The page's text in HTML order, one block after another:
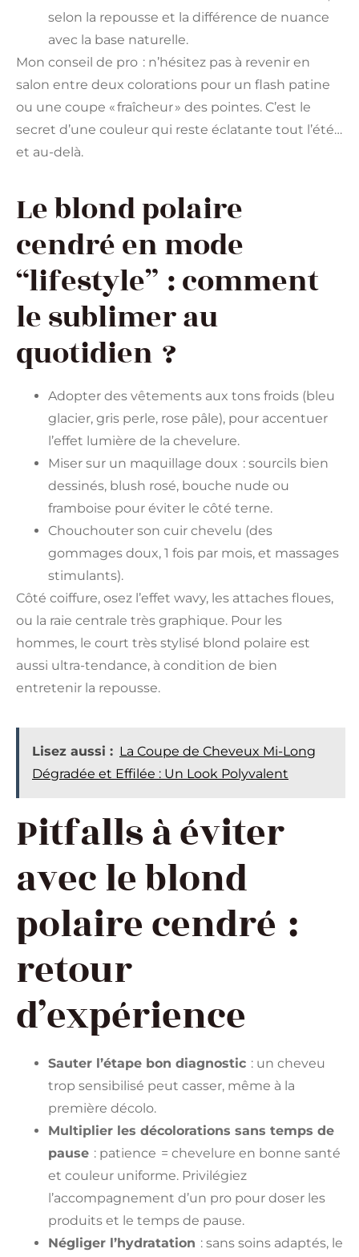
selon la repousse et la différence de nuance
avec la base naturelle.
Mon conseil de pro : n’hésitez pas à revenir en
salon entre deux colorations pour un flash patine
ou une coupe « fraîcheur » des pointes. C’est le
secret d’une couleur qui reste éclatante tout l’été…
et au-delà.
Le blond polaire
cendré en mode
“lifestyle” : comment
le sublimer au
quotidien ?
Adopter des vêtements aux tons froids (bleu
glacier, gris perle, rose pâle), pour accentuer
l’effet lumière de la chevelure.
Miser sur un maquillage doux : sourcils bien
dessinés, blush rosé, bouche nude ou
framboise pour éviter le côté terne.
Chouchouter son cuir chevelu (des
gommages doux, 1 fois par mois, et massages
stimulants).
Côté coiffure, osez l’effet wavy, les attaches floues,
ou la raie centrale très graphique. Pour les
hommes, le court très stylisé blond polaire est
aussi ultra-tendance, à condition de bien
entretenir la repousse.
Lisez aussi : La Coupe de Cheveux Mi-Long
Dégradée et Effilée : Un Look Polyvalent
Pitfalls à éviter
avec le blond
polaire cendré :
retour
d’expérience
Sauter l’étape bon diagnostic : un cheveu
trop sensibilisé peut casser, même à la
première décolo.
Multiplier les décolorations sans temps de
pause : patience = chevelure en bonne santé
et couleur uniforme. Privilégiez
l’accompagnement d’un pro pour doser les
produits et le temps de pause.
Négliger l’hydratation : sans soins adaptés, le